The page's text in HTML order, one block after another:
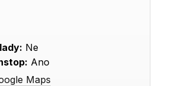
Ne
Ano
Maps